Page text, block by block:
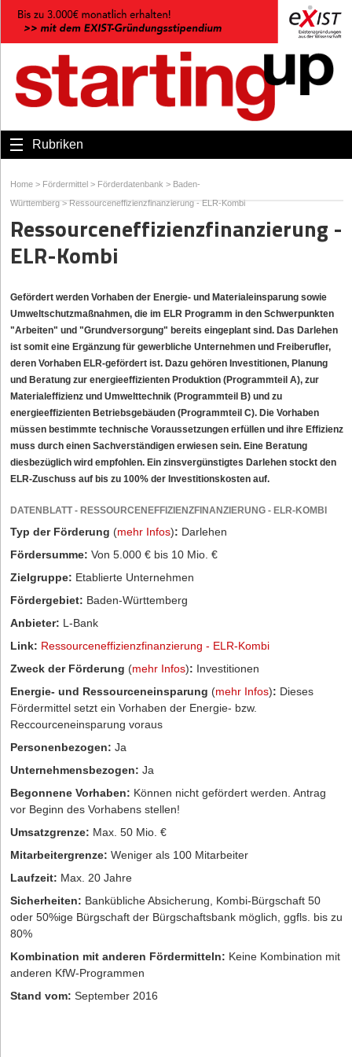
Rubriken
Home > Fördermittel > Förderdatenbank > Baden-
Württemberg > Ressourceneffizienzfinanzierung - ELR-Kombi
Ressourceneffizienzfinanzierung -
ELR-Kombi
Gefördert werden Vorhaben der Energie- und Materialeinsparung sowie
Umweltschutzmaßnahmen, die im ELR Programm in den Schwerpunkten
"Arbeiten" und "Grundversorgung" bereits eingeplant sind. Das Darlehen
ist somit eine Ergänzung für gewerbliche Unternehmen und Freiberufler,
deren Vorhaben ELR-gefördert ist. Dazu gehören Investitionen, Planung
und Beratung zur energieeffizienten Produktion (Programmteil A), zur
Materialeffizienz und Umwelttechnik (Programmteil B) und zu
energieeffizienten Betriebsgebäuden (Programmteil C). Die Vorhaben
müssen bestimmte technische Voraussetzungen erfüllen und ihre Effizienz
muss durch einen Sachverständigen erwiesen sein. Eine Beratung
diesbezüglich wird empfohlen. Ein zinsvergünstigtes Darlehen stockt den
ELR-Zuschuss auf bis zu 100% der Investitionskosten auf.
DATENBLATT - RESSOURCENEFFIZIENZFINANZIERUNG - ELR-KOMBI
Typ der Förderung (mehr Infos): Darlehen
Fördersumme: Von 5.000 € bis 10 Mio. €
Zielgruppe: Etablierte Unternehmen
Fördergebiet: Baden-Württemberg
Anbieter: L-Bank
Link: Ressourceneffizienzfinanzierung - ELR-Kombi
Zweck der Förderung (mehr Infos): Investitionen
Energie- und Ressourceneinsparung (mehr Infos): Dieses
Fördermittel setzt ein Vorhaben der Energie- bzw.
Reccourceneinsparung voraus
Personenbezogen: Ja
Unternehmensbezogen: Ja
Begonnene Vorhaben: Können nicht gefördert werden. Antrag
vor Beginn des Vorhabens stellen!
Umsatzgrenze: Max. 50 Mio. €
Mitarbeitergrenze: Weniger als 100 Mitarbeiter
Laufzeit: Max. 20 Jahre
Sicherheiten: Bankübliche Absicherung, Kombi-Bürgschaft 50
oder 50%ige Bürgschaft der Bürgschaftsbank möglich, ggfls. bis zu
80%
Kombination mit anderen Fördermitteln: Keine Kombination mit
anderen KfW-Programmen
Stand vom: September 2016